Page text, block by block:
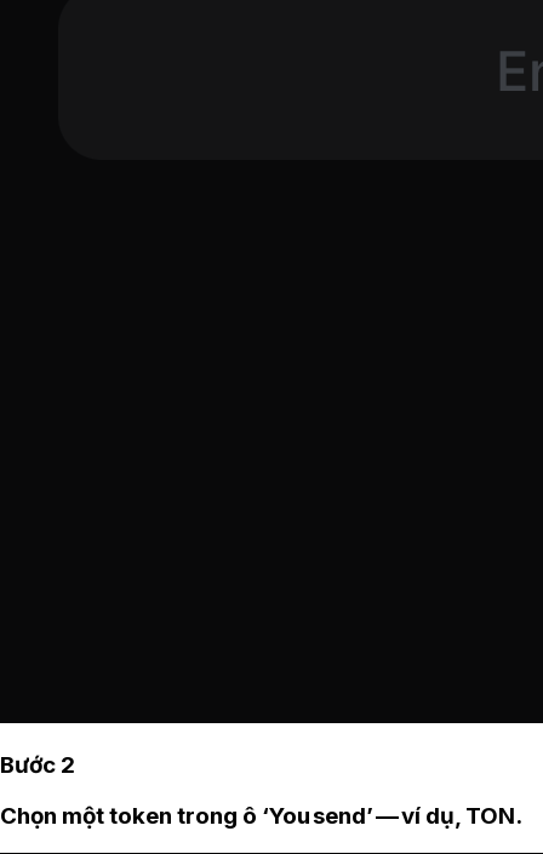
Bước 2
Chọn một token trong ô ‘You send’ — ví dụ, TON.